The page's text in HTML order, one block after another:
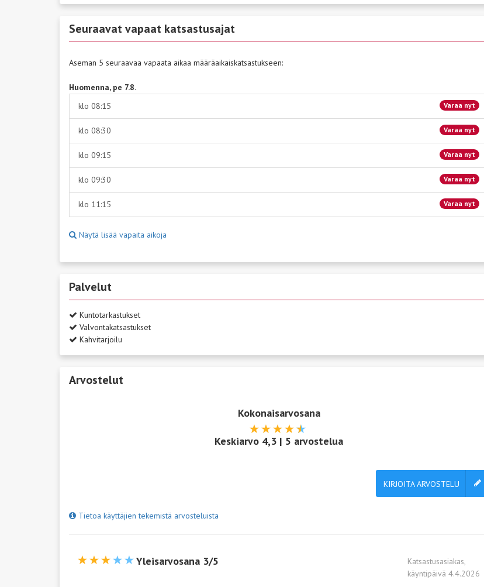
Seuraavat vapaat katsastusajat
Aseman 5 seuraavaa vapaata aikaa määräaikaiskatsastukseen:
Huomenna, pe 7.8.
klo 08:15
Varaa nyt
klo 08:30 Varaa nyt
klo 09:15 Varaa nyt
klo 09:30 Varaa nyt
klo 11:15 Varaa nyt
Näytä lisää vapaita aikoja
Palvelut
Kuntotarkastukset
Valvontakatsastukset
Kahvitarjoilu
Arvostelut
Kokonaisarvosana
Keskiarvo 4,3 | 5 arvostelua
KIRJOITA ARVOSTELU
Tietoa käyttäjien tekemistä arvosteluista
Yleisarvosana 3/5
Katsastusasiakas,
käyntipäivä 4.4.2026